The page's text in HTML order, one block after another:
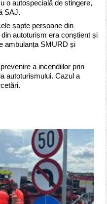
o autospecială de stingere,
SAJ.
șapte persoane din
autoturism era conștient și
ambulanța SMURD și
a incendiilor prin
autoturismului. Cazul a